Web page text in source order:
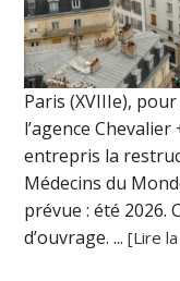
Paris (XVIIIe),
l’agence
entrepris la
Médecins du
prévue : été 2026.
d’ouvrage. ...[Lire